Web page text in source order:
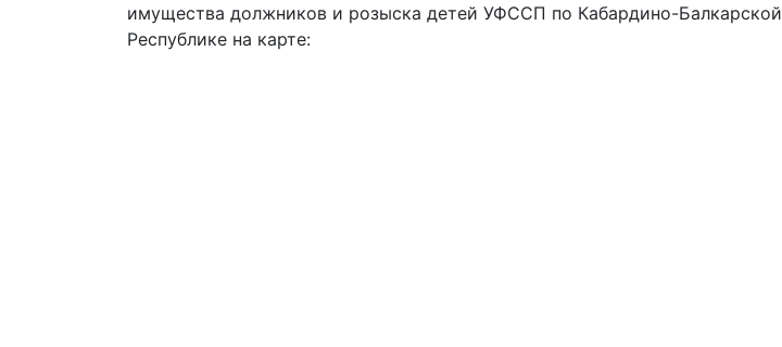
имущества должников и розыска детей УФССП по Кабардино-Балкарской
Республике на карте: